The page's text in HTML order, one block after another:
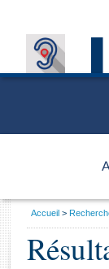
Vous
Accueil